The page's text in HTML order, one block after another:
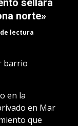
sellará
norte»
lectura
barrio
en la
en Mar
que